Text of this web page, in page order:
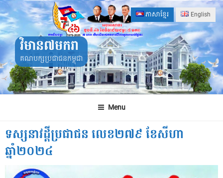
Skip
to
content
ភាសាខ្មែរ English
វិមាន៧មករា
គណបក្សប្រជាជនកម្ពុជា
Menu
ទស្សនាវដ្ដីប្រជាជន លេខ២៧៩ ខែសីហា
ឆ្នាំ២០២៤